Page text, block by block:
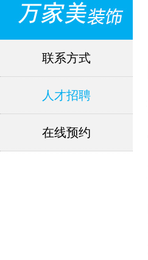
联系方式
人才招聘
在线预约